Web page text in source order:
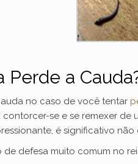
Perde a
no caso de você tentar
se e se remexer
é significativo não
defesa muito comum no